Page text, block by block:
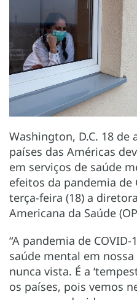
Washington, D.C. 18 de
países das Américas
em serviços de saúde
efeitos da pandemia de
terça-feira (18) a
Americana da Saúde
“A pandemia de
saúde mental em
nunca vista. É a
os países, pois vemos